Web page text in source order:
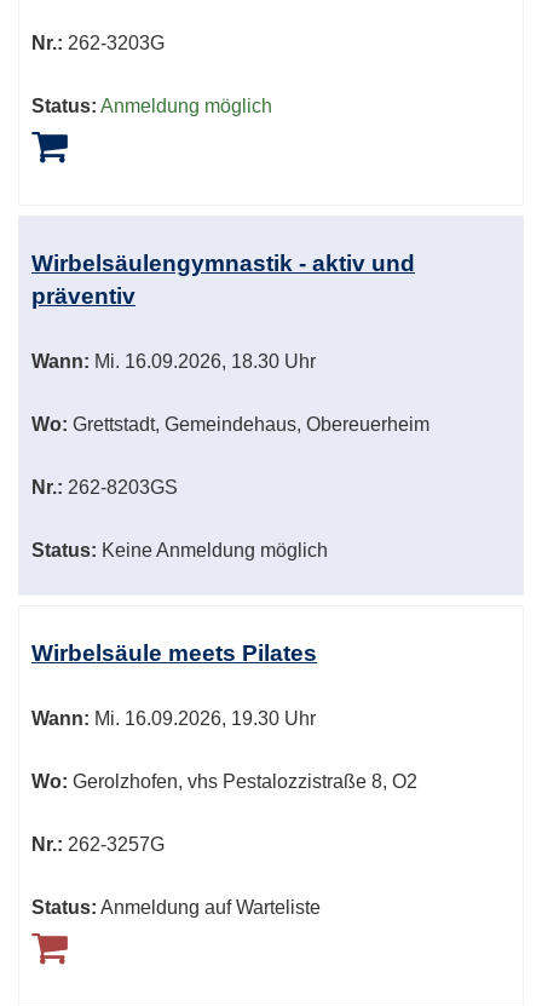
Nr.: 262-3203G
Status: Anmeldung möglich
Wirbelsäulengymnastik - aktiv und
präventiv
Wann: Mi. 16.09.2026, 18.30 Uhr
Wo: Grettstadt, Gemeindehaus, Obereuerheim
Nr.: 262-8203GS
Status: Keine Anmeldung möglich
Wirbelsäule meets Pilates
Wann: Mi. 16.09.2026, 19.30 Uhr
Wo: Gerolzhofen, vhs Pestalozzistraße 8, O2
Nr.: 262-3257G
Status: Anmeldung auf Warteliste